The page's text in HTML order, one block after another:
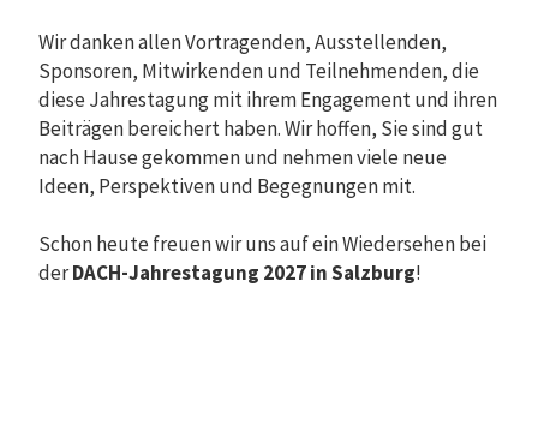
Wir danken allen Vortragenden, Ausstellenden,
Sponsoren, Mitwirkenden und Teilnehmenden, die
diese Jahrestagung mit ihrem Engagement und ihren
Beiträgen bereichert haben. Wir hoffen, Sie sind gut
nach Hause gekommen und nehmen viele neue
Ideen, Perspektiven und Begegnungen mit.
Schon heute freuen wir uns auf ein Wiedersehen bei
derDACH-Jahrestagung 2027 in Salzburg!